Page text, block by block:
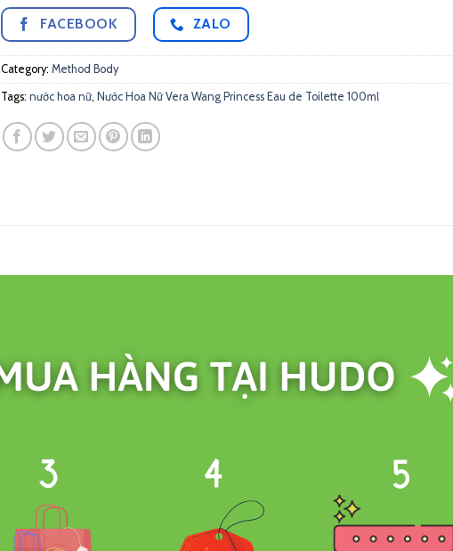
FACEBOOK ZALO
Category: Method Body
Tags: nước hoa nữ, Nước Hoa Nữ Vera Wang Princess Eau de Toilette 100ml